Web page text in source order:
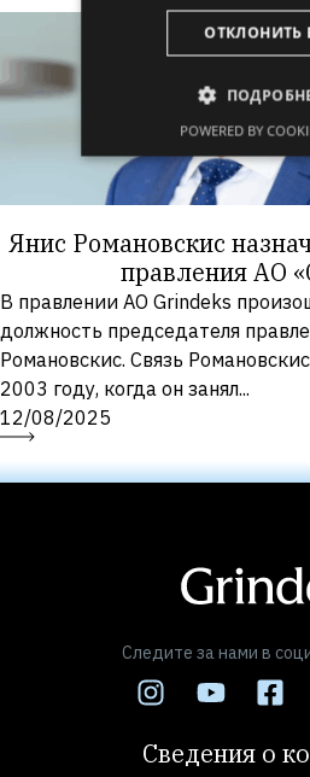
Янис Романовскис
правления АО
В правлении АО Grindeks
должность председателя
Романовскис. Связь
2003 году, когда он занял...
12/08/2025
Следите за нами в
Сведения о
ОТКЛОНИТЬ
POWERED BY